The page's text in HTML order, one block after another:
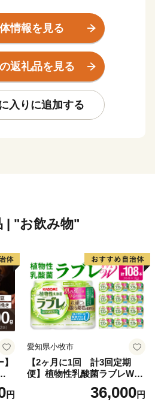
豊富で清らかな名水は、日本名
ヶ岳南麓湧水群」、「金峰山・
り、古くから、多くの農産物や
た。
」を守り、未来に繋ぐサスティ
きたいと考えております。
ます。寄附金は、貴重な財産で
然環境保全はもとより、子育て
興や防災など幅広い分野の事業
の寄附金を、未来の北杜のため
た北杜市」実現に向け、全力で
。今後ともご支援・ご協力を賜
情報を見る
返礼品を見る
入りに追加する
| "お飲み物"
円
愛知県小牧市
【2ヶ月に1回 計3回定期
便】植物性乳酸菌ラブレW
プレーン36本（計108本）
36,000円